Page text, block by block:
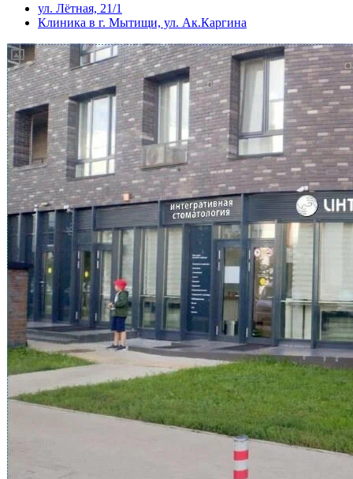
ул. Лëтная, 21/1
Клиника в г. Мытищи, ул. Ак.Каргина